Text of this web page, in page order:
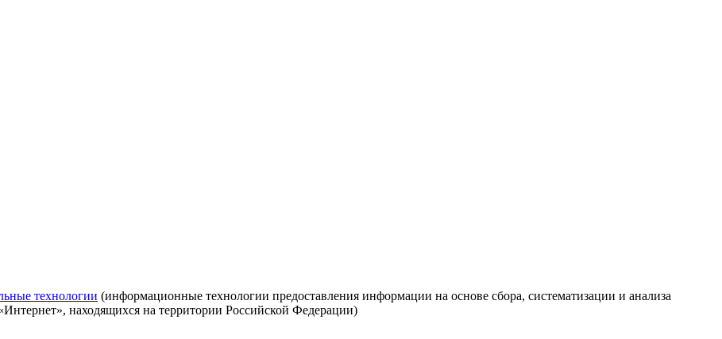
технологии (информационные технологии предоставления информации на основе сбора, систематизации и анализа
находящихся на территории Российской Федерации)